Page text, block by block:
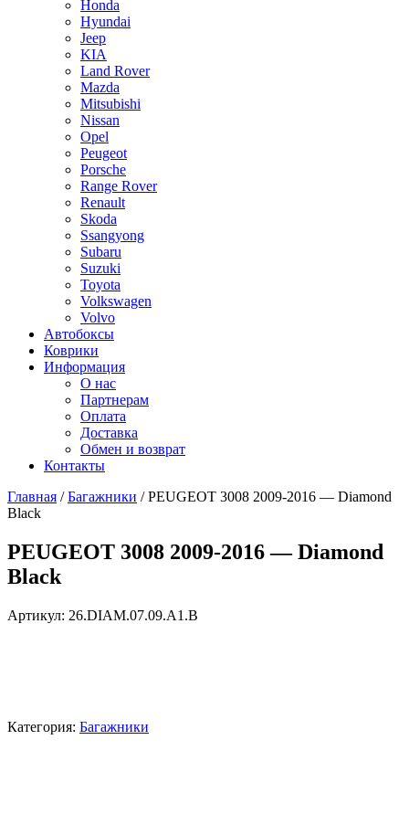
Honda
Hyundai
Jeep
KIA
Land Rover
Mazda
Mitsubishi
Nissan
Opel
Peugeot
Porsche
Range Rover
Renault
Skoda
Ssangyong
Subaru
Suzuki
Toyota
Volkswagen
Volvo
Автобоксы
Коврики
Информация
О нас
Партнерам
Оплата
Доставка
Обмен и возврат
Контакты
Главная /Багажники / PEUGEOT 3008 2009-2016 — Diamond
Black
PEUGEOT 3008 2009-2016 — Diamond
Black
Артикул: 26.DIAM.07.09.A1.B
Категория: Багажники